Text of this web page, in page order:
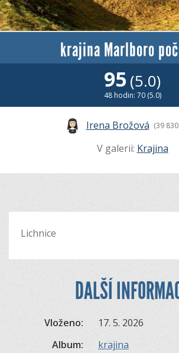
krajina Marlboro
95(5.0)
48 hodin: 70 (5.0)
Irena Brožová (39
V galerii: Krajina
Lichnice
DALŠÍ
Vloženo:
17. 5. 2026
Album:
krajina